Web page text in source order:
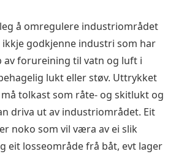
å omregulere industriområdet
ikkje godkjenne industri som har
forureining til vatn og luft i
lukt eller støv. Uttrykket
tolkast som råte- og skitlukt og
driva ut av industriområdet. Eit
noko som vil væra av ei slik
eit losseområde frå båt, evt lager